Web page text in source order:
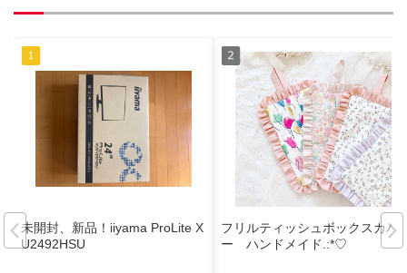
未開封、新品！iiyama ProLite X
U2492HSU
フリルティッシュボックスカバ
ー ハンドメイド.:*♡